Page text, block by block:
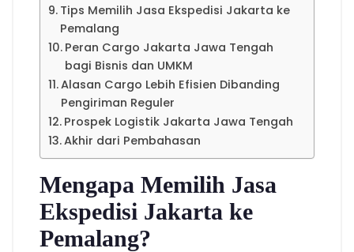
Tips Memilih Jasa Ekspedisi Jakarta ke
Pemalang
Peran Cargo Jakarta Jawa Tengah
bagi Bisnis dan UMKM
Alasan Cargo Lebih Efisien Dibanding
Pengiriman Reguler
Prospek Logistik Jakarta Jawa Tengah
Akhir dari Pembahasan
Mengapa Memilih Jasa
Ekspedisi Jakarta ke
Pemalang?